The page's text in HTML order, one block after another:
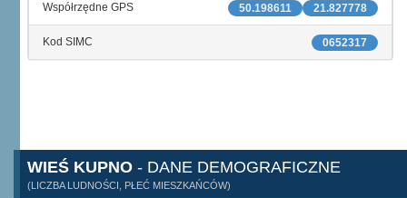
21.827778
50.198611
Współrzędne GPS
0652317
Kod SIMC
WIEŚ KUPNO - DANE DEMOGRAFICZNE
(LICZBA LUDNOŚCI, PŁEĆ MIESZKAŃCÓW)